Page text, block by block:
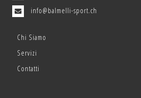
info@balmelli-sport.ch
Chi Siamo
Servizi
Contatti